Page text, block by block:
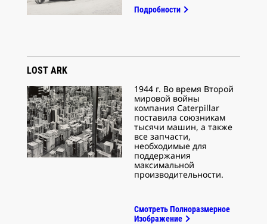
Подробности
LOST ARK
1944 г. Во время Второй
мировой войны
компания Caterpillar
поставила союзникам
тысячи машин, а также
все запчасти,
необходимые для
поддержания
максимальной
производительности.
Смотреть Полноразмерное
Изображение